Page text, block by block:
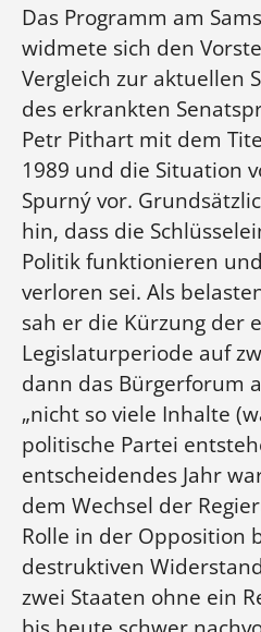
Das Programm am
widmete sich den
Vergleich zur aktuellen
des erkrankten
Petr Pithart mit dem
1989 und die Situation
Spurný vor.
hin, dass die
Politik funktionieren
verloren sei. Als
sah er die Kürzung der
Legislaturperiode auf
dann das Bürgerforum
„nicht so viele Inhalte
politische Partei
entscheidendes Jahr
dem Wechsel der
Rolle in der Opposition
destruktiven
zwei Staaten ohne ein